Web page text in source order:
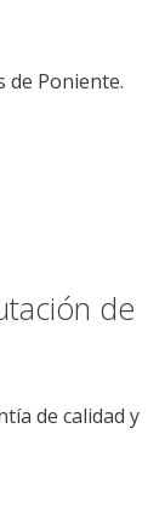
de Poniente.
de
de calidad y